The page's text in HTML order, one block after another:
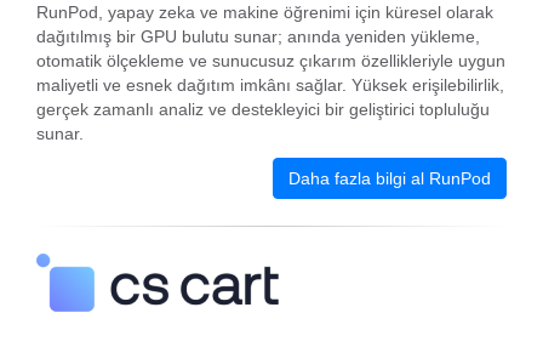
RunPod, yapay zeka ve makine öğrenimi için küresel olarak
dağıtılmış bir GPU bulutu sunar; anında yeniden yükleme,
otomatik ölçekleme ve sunucusuz çıkarım özellikleriyle uygun
maliyetli ve esnek dağıtım imkânı sağlar. Yüksek erişilebilirlik,
gerçek zamanlı analiz ve destekleyici bir geliştirici topluluğu
sunar.
Daha fazla bilgi al RunPod